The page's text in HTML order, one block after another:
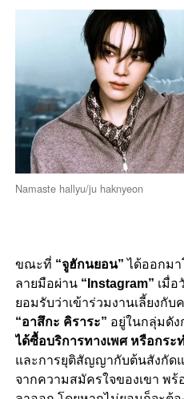
Namaste hallyu/ju haknyeon
ขณะที่ “จูฮักนยอน” ได้ออกม
ลายมือผ่าน “Instagram” เมื่อ
ยอมรับว่าเข้าร่วมงานเลี้ยงกับ
“อาสึกะ คิราระ” อยู่ในกลุ่มดัง
ได้ซื้อบริการทางเพศ หรือกร
และการยุติสัญญากับต้นสังกัดแ
จากความสมัครใจของเขา พ